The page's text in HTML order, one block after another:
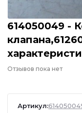
614050049 -
Отзывов пока нет
Артикул: